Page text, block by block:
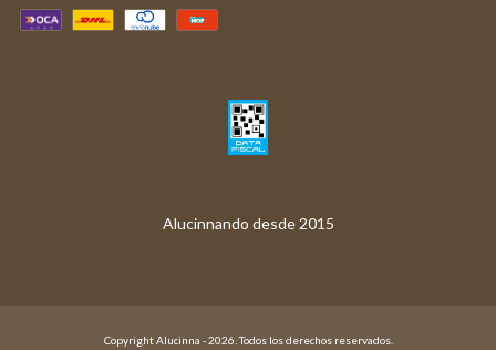
Copyright Alucinna - 2026. Todos los derechos reservados.